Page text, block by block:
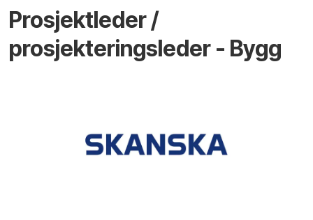
Prosjektleder /
prosjekteringsleder - Bygg